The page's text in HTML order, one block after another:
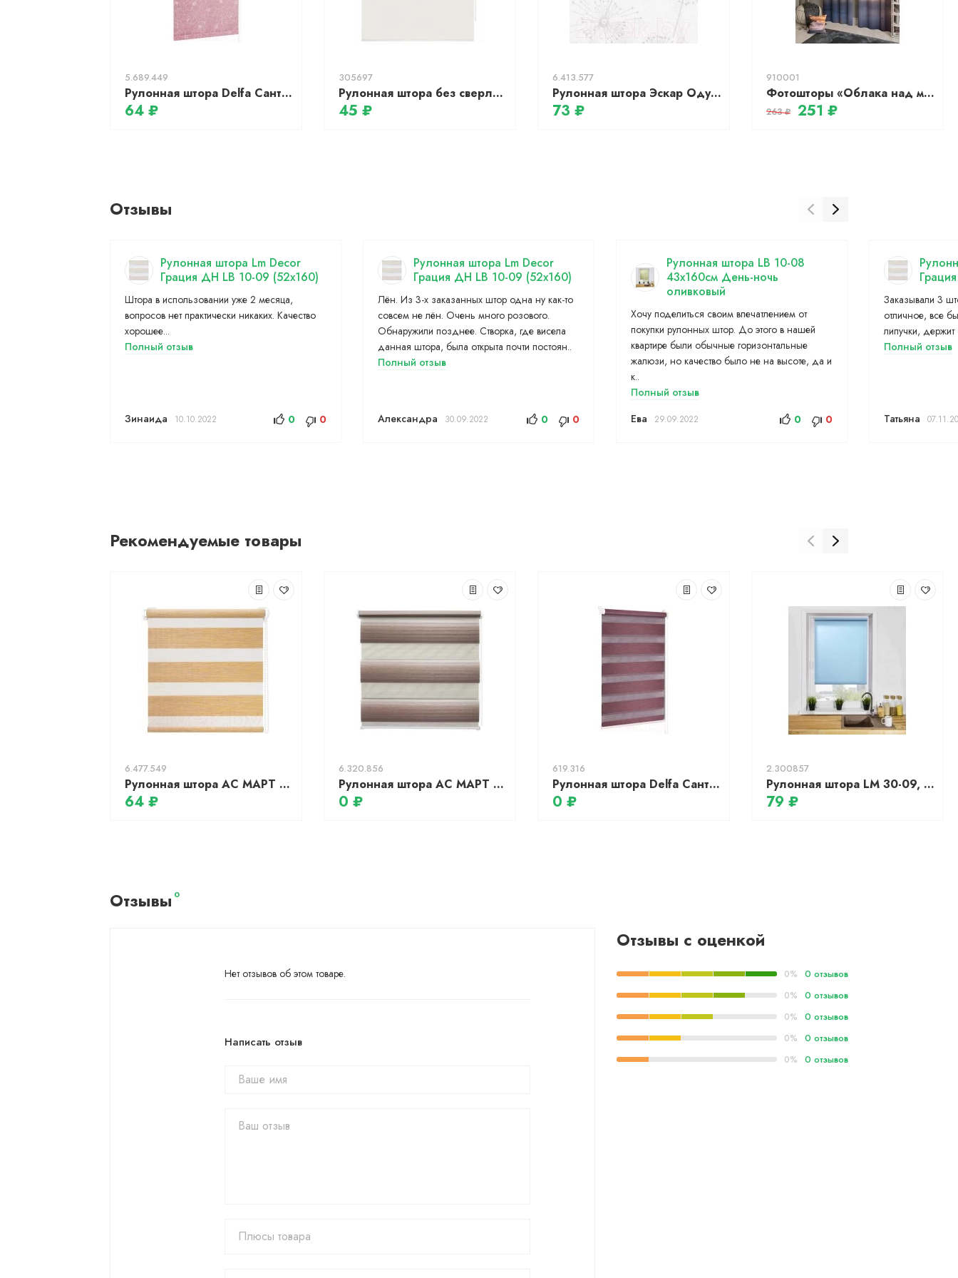
5.689.449
Рулонная штора Delfa Сантайм Металлик Камелия СРШ-01М 72206 (52x170, розовый)
64 ₽
305697
Рулонная штора без сверления для кухни «Миниролл Натур (яркий белый)»
45 ₽
6.413.577
Рулонная штора Эскар Одуванчик 90x170 / 379230901701 (белый)
73 ₽
910001
Фотошторы «Облака над морем»
263 ₽ 251 ₽
Отзывы
Рулонная штора Lm Decor
Грация ДН LB 10-09 (52x160)
Штора в использовании уже 2 месяца,
вопросов нет практически никаких. Качество
хорошее...
Полный отзыв
Зинаида 10.10.2022 0 0
Рулонная штора Lm Decor
Грация ДН LB 10-09 (52x160)
Лён. Из 3-х заказанных штор одна ну как-то
совсем не лён. Очень много розового.
Обнаружили позднее. Створка, где висела
данная штора, была открыта почти постоян..
Полный отзыв
Александра 30.09.2022 0 0
Рулонная штора LB 10-08
43х160см День-ночь
оливковый
Хочу поделиться своим впечатлением от
покупки рулонных штор. До этого в нашей
квартире были обычные горизонтальные
жалюзи, но качество было не на высоте, да и
к..
Полный отзыв
Ева
29.09.2022 0 0
Заказывали 3
отличное, все
липучки, держит
Полный отзыв
Татьяна
Рекомендуемые товары
6.477.549
Рулонная штора АС МАРТ Вудэн 67x160 (персиковый)
64 ₽
6.320.856
Рулонная штора АС МАРТ Кутюр ДН 150x200 (коричневый)
0 ₽
619.316
Рулонная штора Delfa Сантайм День-Ночь Престиж МКД DN-4503 (62x160, кармин)
0 ₽
2.300857
Рулонная штора LM 30-09, 160х170см синяя пастель
79 ₽
Отзывы 0
Нет отзывов об этом товаре.
Написать отзыв
Отзывы с оценкой
0% 0 отзывов
0% 0 отзывов
0% 0 отзывов
0% 0 отзывов
0% 0 отзывов